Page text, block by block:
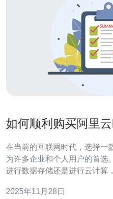
如何顺利购买阿里
在当前的互联网时代，选择一
为许多企业和个人用户的首选
进行数据存储还是进行云计算
器，而阿里云无疑为用户提供
2025年11月28日